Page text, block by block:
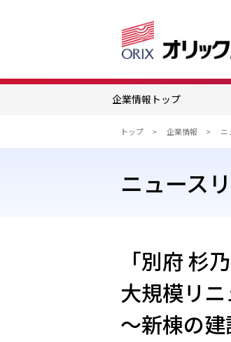
企業情報トップ
トップ 企業情報 ニ
ニュース
「別府 杉
大規模リ
～新棟の